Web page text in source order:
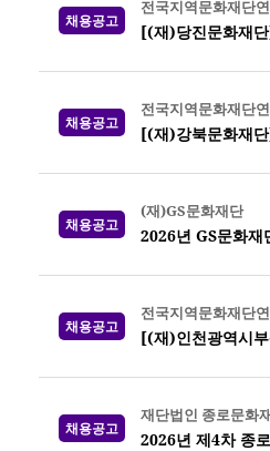
채용공고
전국지역문화재단
[(재)당진문화재
채용공고
전국지역문화재단
[(재)강북문화재
채용공고
(재)GS문화재단
2026년 GS문화재
채용공고
전국지역문화재단
[(재)인천광역시
채용공고
재단법인 종로문화
2026년 제4차 종